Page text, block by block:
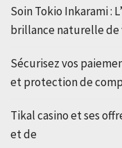
Soin Tokio Inkarami :
brillance naturelle de
Sécurisez vos
et protection de
Tikal casino et ses
et de